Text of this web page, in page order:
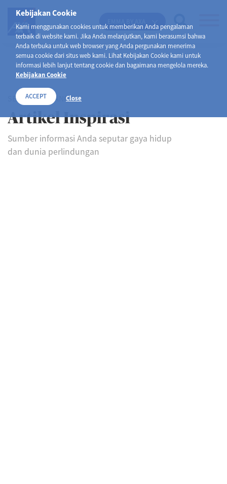
Kebijakan Cookie
Kami menggunakan cookies untuk memberikan Anda pengalaman
terbaik di website kami. Jika Anda melanjutkan, kami berasumsi bahwa
Anda terbuka untuk web browser yang Anda pergunakan menerima
semua cookie dari situs web kami. Lihat Kebijakan Cookie kami untuk
informasi lebih lanjut tentang cookie dan bagaimana mengelola mereka.
Kebijakan Cookie
ACCEPT Close
SELAMAT DATANG DI
Artikel Inspirasi
Sumber informasi Anda seputar gaya hidup
dan dunia perlindungan